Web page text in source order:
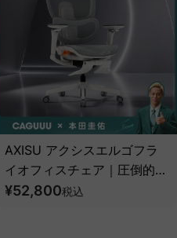
AXISU アクシスエルゴフラ
イオフィスチェア｜圧倒的な
追従機能とフルサポート構造
¥52,800税込